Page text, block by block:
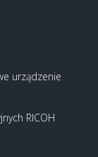
urządzenie
RICOH